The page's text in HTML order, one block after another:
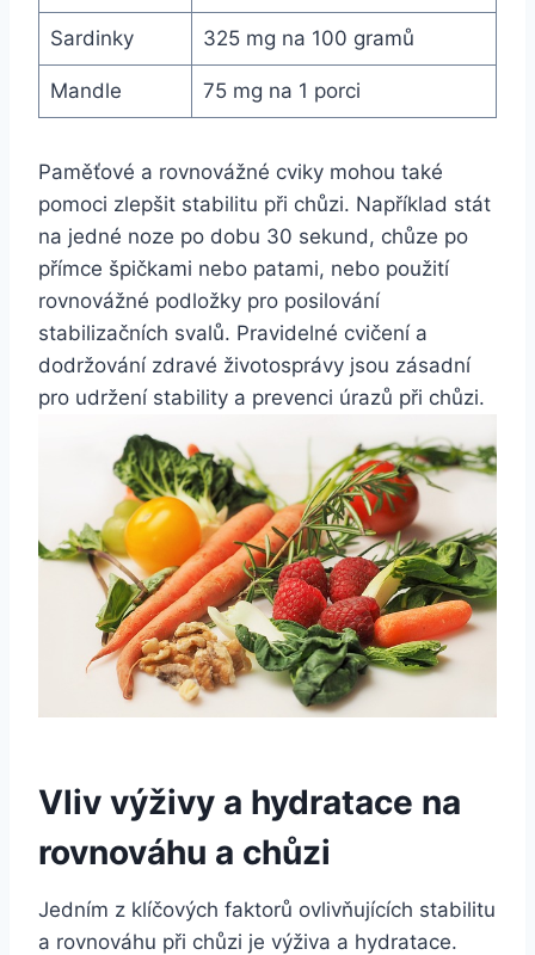
Sardinky 325 mg na 100 gramů
Mandle 75 mg na 1 porci
Paměťové a rovnovážné cviky mohou také
pomoci zlepšit stabilitu při chůzi. Například stát
na jedné noze po dobu 30 sekund, chůze po
přímce špičkami nebo patami, nebo použití
rovnovážné podložky pro posilování
stabilizačních svalů. Pravidelné cvičení a
dodržování zdravé životosprávy jsou zásadní
pro udržení stability a prevenci úrazů při chůzi.
Vliv výživy a hydratace na
rovnováhu a chůzi
Jedním z klíčových faktorů ovlivňujících stabilitu
a rovnováhu při chůzi je výživa a hydratace.